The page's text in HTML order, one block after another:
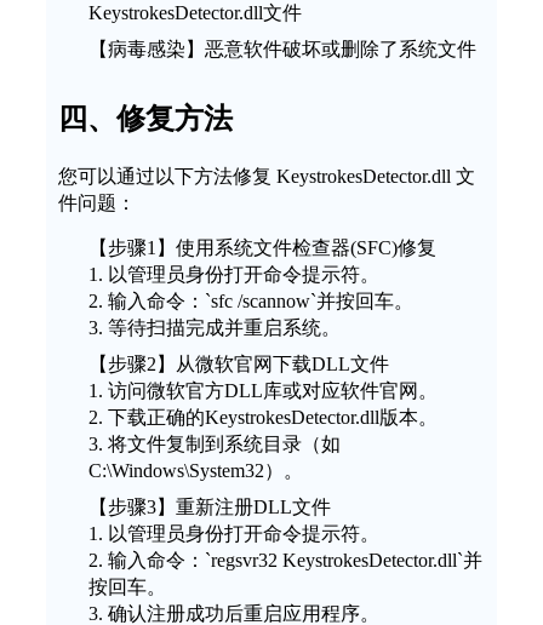
KeystrokesDetector.dll文件
【病毒感染】恶意软件破坏或删除了系统文件
四、修复方法
您可以通过以下方法修复 KeystrokesDetector.dll 文
件问题：
【步骤1】使用系统文件检查器(SFC)修复
1. 以管理员身份打开命令提示符。
2. 输入命令：`sfc /scannow`并按回车。
3. 等待扫描完成并重启系统。
【步骤2】从微软官网下载DLL文件
1. 访问微软官方DLL库或对应软件官网。
2. 下载正确的KeystrokesDetector.dll版本。
3. 将文件复制到系统目录（如
C:\Windows\System32）。
【步骤3】重新注册DLL文件
1. 以管理员身份打开命令提示符。
2. 输入命令：`regsvr32 KeystrokesDetector.dll`并
按回车。
3. 确认注册成功后重启应用程序。